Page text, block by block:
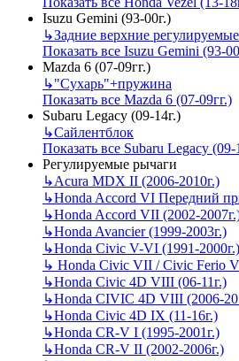
Isuzu Gemini (93-00г.)
↳Задние верхние
Показать все Isuzu Gemini (93-
Mazda 6 (07-09гг.)
↳"Сухарь"+пружина
Показать все Mazda 6 (07-09гг.)
Subaru Legacy (09-14г.)
↳Сайлентблок
Показать все Subaru Legacy (09-
Регулируемые рычаги
↳Acura MDX II (2006-2010г.)
↳Honda Accord VI Передний
↳Honda Accord VII (2002-
↳Honda Avancier (1999-2003г.)
↳Honda Civic V-VI (1991-2000г.)
↳ Honda Civic VII / Civic Ferio
↳Honda Civic 4D VIII (06-11г.)
↳Honda CIVIC 4D VIII (2006-
↳Honda Civic 4D IX (11-16г.)
↳Honda CR-V I (1995-2001г.)
↳Honda CR-V II (2002-2006г.)